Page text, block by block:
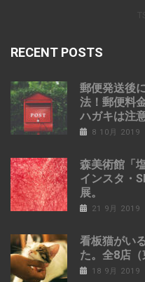
RECENT POSTS
郵便発送後
法！郵便料
ハガキは注
8 10月 2019
森美術館「
インスタ・
展。
21 9月 2019
看板猫がい
た。全8店（
18 9月 2019